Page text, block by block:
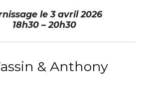
le3 avril 2026
18h30 – 20h30
& Anthony